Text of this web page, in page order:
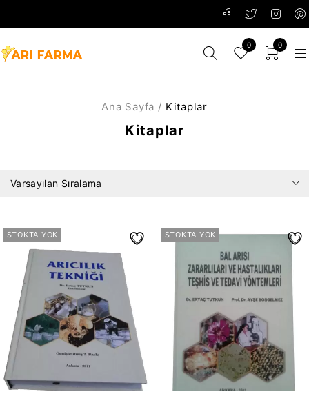
0 0
Kitaplar
Ana Sayfa / Kitaplar
Varsayılan Sıralama
STOKTA YOK STOKTA YOK